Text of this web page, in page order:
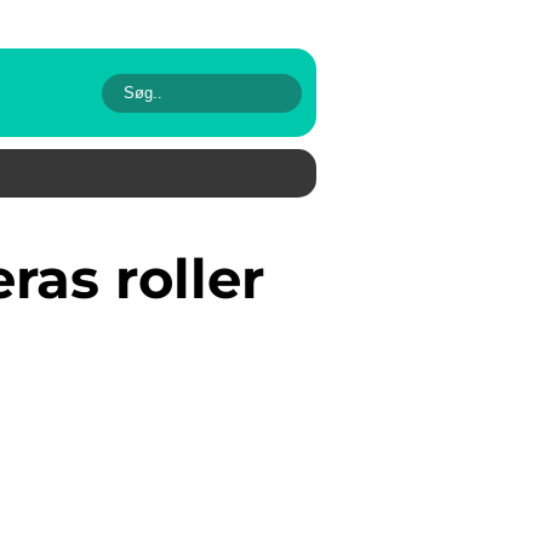
roller